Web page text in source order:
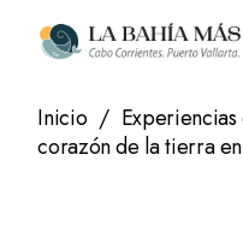
contenido
Inicio
corazón de la tierra